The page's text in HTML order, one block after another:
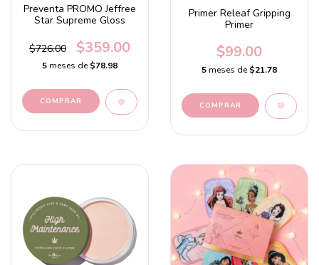
Preventa PROMO Jeffree
Star Supreme Gloss
$726.00 $359.00
5 meses de$78.98
COMPRAR
Primer Releaf Gripping
Primer
$99.00
5 meses de$21.78